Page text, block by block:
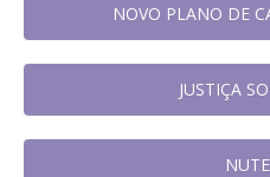
NOVO PLANO DE
JUSTIÇA